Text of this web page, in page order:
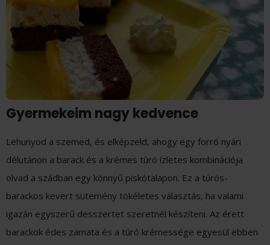
Gyermekeim nagy kedvence
Lehunyod a szemed, és elképzeld, ahogy egy forró nyári
délutánon a barack és a krémes túró ízletes kombinációja
olvad a szádban egy könnyű piskótalapon. Ez a túrós-
barackos kevert sütemény tökéletes választás, ha valami
igazán egyszerű desszertet szeretnél készíteni. Az érett
barackok édes zamata és a túró krémessége egyesül ebben